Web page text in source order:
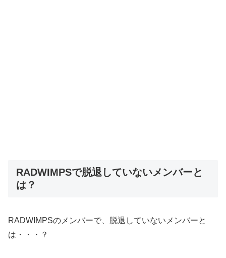
RADWIMPSで脱退していないメンバーと
は？
RADWIMPSのメンバーで、脱退していないメンバーと
は・・・？